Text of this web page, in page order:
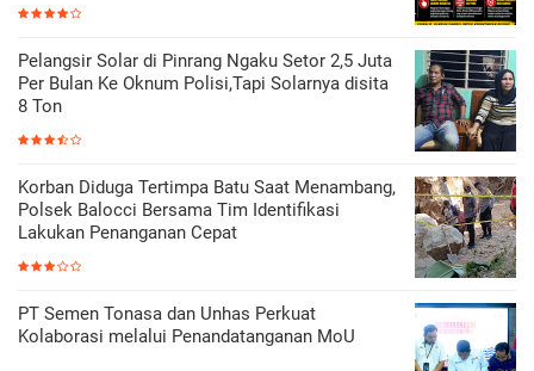
Pelangsir Solar di Pinrang Ngaku Setor 2,5 Juta
Per Bulan Ke Oknum Polisi,Tapi Solarnya disita
8 Ton
Korban Diduga Tertimpa Batu Saat Menambang,
Polsek Balocci Bersama Tim Identifikasi
Lakukan Penanganan Cepat
PT Semen Tonasa dan Unhas Perkuat
Kolaborasi melalui Penandatanganan MoU